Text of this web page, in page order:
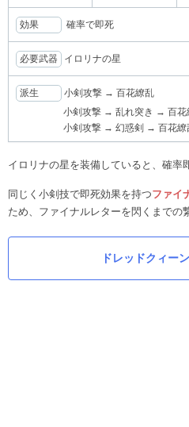
効果 確率で即死
必要武器 イロリナの星
派生
小剣攻撃 → 百花繚乱
小剣攻撃 → 乱れ突き → 百花
小剣攻撃 → 幻惑剣 → 百花繚
イロリナの星を装備していると、確率
同じく小剣技で即死効果を持つファイ
ため、ファイナルレターを閃くまでの
ドレッドクィー